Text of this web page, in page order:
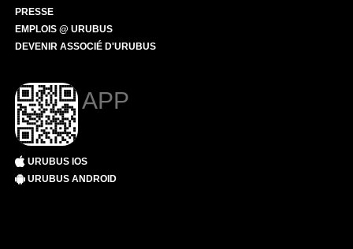
PRESSE
EMPLOIS @ URUBUS
DEVENIR ASSOCIÉ D'URUBUS
APP
URUBUS IOS
URUBUS ANDROID